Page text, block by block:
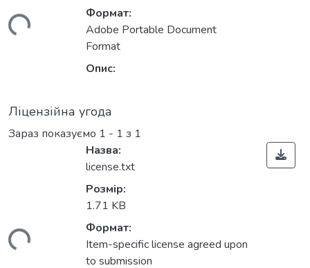
Формат:
Adobe Portable Document
Format
Опис:
Ліцензійна угода
Зараз показуємо 1 - 1 з 1
Назва:
license.txt
Розмір:
1.71 KB
Формат:
Item-specific license agreed upon
to submission